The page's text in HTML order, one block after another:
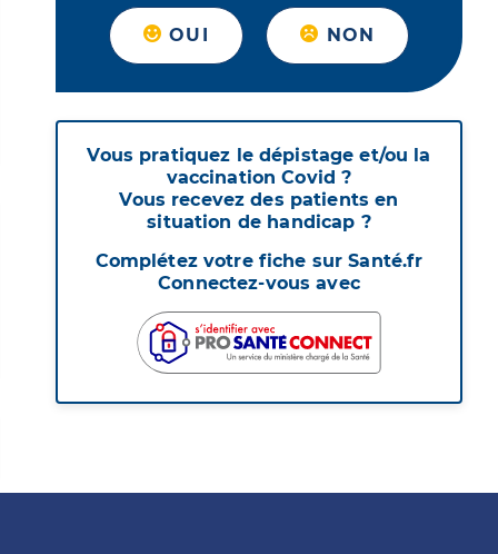
OUI NON
Vous pratiquez le dépistage et/ou la
vaccination Covid ?
Vous recevez des patients en
situation de handicap ?
Complétez votre fiche sur Santé.fr
Connectez-vous avec